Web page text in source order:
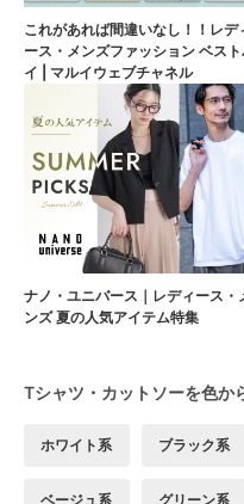
これがあれば間違いなし！！レデ
ース・メンズファッション ベス
イ | マルイウェブチャネル
ナノ・ユニバース｜レディース・
ンズ 夏の人気アイテム特集
Tシャツ・カットソーを色か
ホワイト系 ブラック系
ベージュ系 グリーン系